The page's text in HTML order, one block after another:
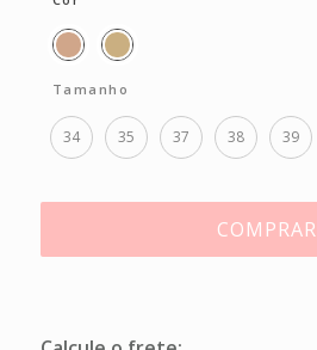
Tamanho
34 35 37 38 39
COMPRAR